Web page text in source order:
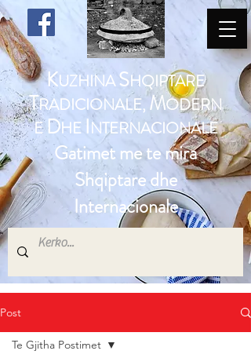
KUZHINASHQIPTARE
TRADICIONALE, MODERN
EDHE INTERNACIONALE
Gatimet me te mira
Shqiptare dhe
Internacionale
Post
Te Gjitha Postimet